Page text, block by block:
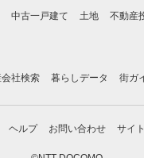
中古一戸建て 土地 不動産
社検索 暮らしデータ 街ガ
ヘルプ お問い合わせ サイ